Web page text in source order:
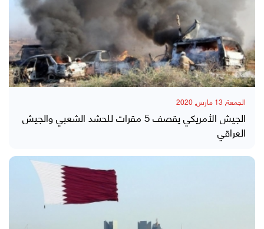
الجمعة, 13 مارس, 2020
الجيش الأمريكي يقصف 5 مقرات للحشد الشعبي والجيش
العراقي